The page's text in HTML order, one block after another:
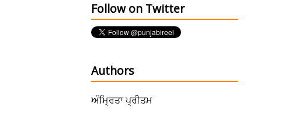
Follow on Twitter
Authors
ਅੰਮ੍ਰਿਤਾ ਪ੍ਰੀਤਮ